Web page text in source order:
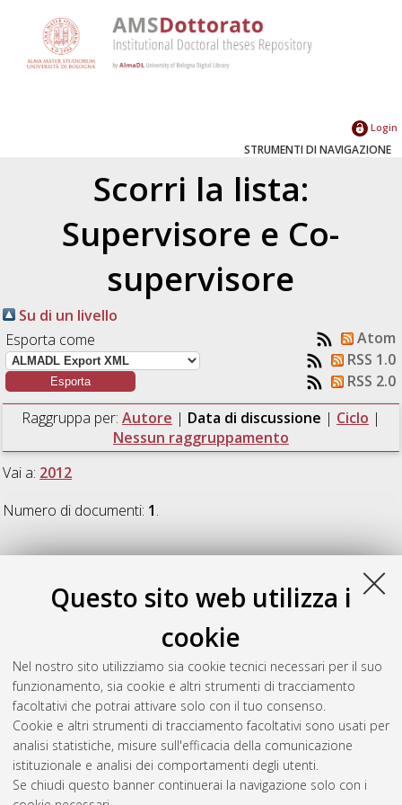
Questo sito web utilizza i
cookie
Nel nostro sito utilizziamo sia cookie tecnici necessari per il suo
funzionamento, sia cookie e altri strumenti di tracciamento
facoltativi che potrai attivare solo con il tuo consenso.
Cookie e altri strumenti di tracciamento facoltativi sono usati per
analisi statistiche, misure sull'efficacia della comunicazione
istituzionale e analisi dei comportamenti degli utenti.
Se chiudi questo banner continuerai la navigazione solo con i
Login
STRUMENTI DI NAVIGAZIONE
Scorri la lista:
Supervisore e Co-
supervisore
Su di un livello
Esporta come
Atom
RSS 1.0
RSS 2.0
Raggruppa per: Autore | Data di discussione | Ciclo |
Nessun raggruppamento
Vai a: 2012
Numero di documenti: 1.
2012
Baiocco, Giorgio (2012) Towards a Reconstruction of Thermal
Properties of Light Nuclei from Fusion - Evaporation reactions
[Dissertation thesis], Alma Mater Studiorum Università di
Bologna. Dottorato di ricerca inFisica, 24 Ciclo. DOI
10.6092/unibo/amsdottorato/4295.
Questa lista e' stata generata il Thu Aug 6 20:43:59 2026